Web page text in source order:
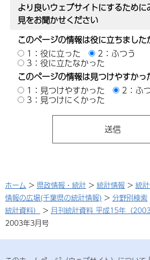
より良いウェブサイトにするため
見をお聞かせください
このページの情報は役に立ちました
1：役に立った
2：ふつう
3：役に立たなかった
このページの情報は見つけやすかっ
1：見つけやすかった
2：ふ
3：見つけにくかった
ホーム > 県政情報・統計 > 統計情報 > 統
情報の広場(千葉県の統計情報) > 分野別検索
統計資料）
> 月刊統計資料 平成15年（2003
2003年3月号